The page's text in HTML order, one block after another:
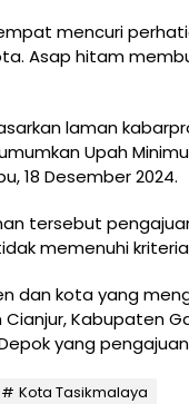
mencuri
Asap hitam
laman
Upah
18 Desember 2024.
tersebut
memenuhi
dan kota yang
Cianjur, Kabupaten
yang
Kota Tasikmalaya